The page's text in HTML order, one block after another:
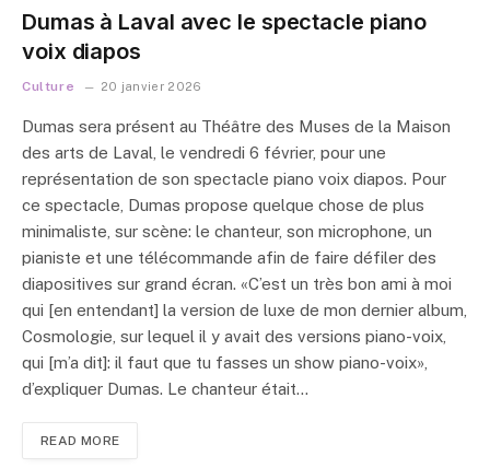
Dumas à Laval avec le spectacle piano
voix diapos
Culture 20 janvier 2026
Dumas sera présent au Théâtre des Muses de la Maison
des arts de Laval, le vendredi 6 février, pour une
représentation de son spectacle piano voix diapos. Pour
ce spectacle, Dumas propose quelque chose de plus
minimaliste, sur scène: le chanteur, son microphone, un
pianiste et une télécommande afin de faire défiler des
diapositives sur grand écran. «C’est un très bon ami à moi
qui [en entendant] la version de luxe de mon dernier album,
Cosmologie, sur lequel il y avait des versions piano-voix,
qui [m’a dit]: il faut que tu fasses un show piano-voix»,
d’expliquer Dumas. Le chanteur était…
READ MORE